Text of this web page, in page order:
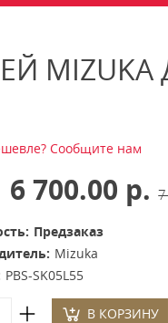
MIZUKA
Сообщите нам
6 700.00 р.
Предзаказ
Mizuka
PBS-SK05L55
В КОРЗИНУ